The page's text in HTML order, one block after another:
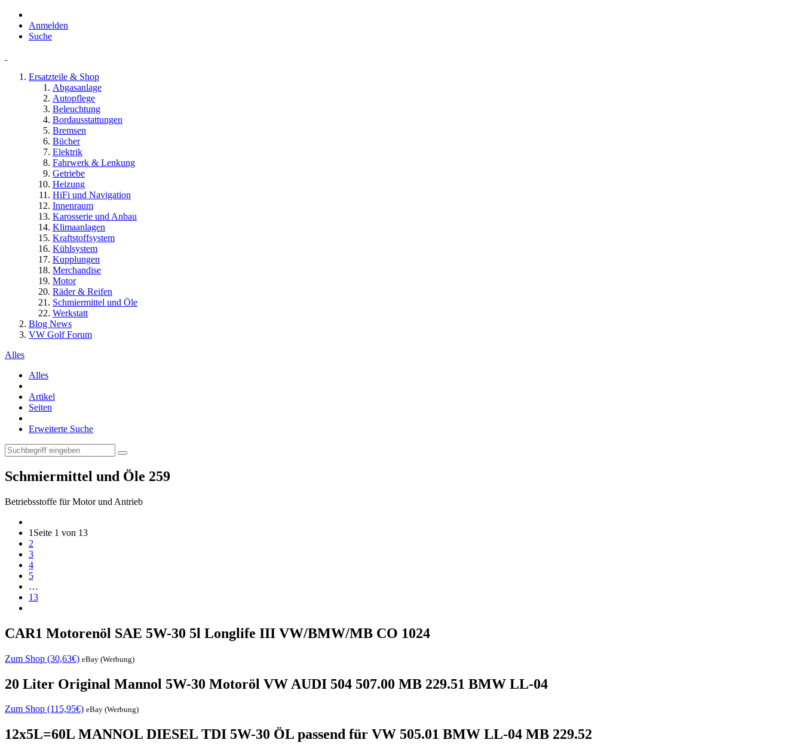
Anmelden
Suche
Ersatzteile & Shop
Abgasanlage
Autopflege
Beleuchtung
Bordausstattungen
Bremsen
Bücher
Elektrik
Fahrwerk & Lenkung
Getriebe
Heizung
HiFi und Navigation
Innenraum
Karosserie und Anbau
Klimaanlagen
Kraftstoffsystem
Kühlsystem
Kupplungen
Merchandise
Motor
Räder & Reifen
Schmiermittel und Öle
Werkstatt
Blog News
VW Golf Forum
Alles
Alles
Artikel
Seiten
Erweiterte Suche
Schmiermittel und Öle 259
Betriebsstoffe für Motor und Antrieb
1 Seite 1 von 13
2
3
4
5
…
13
CAR1 Motorenöl SAE 5W-30 5l Longlife III VW/BMW/MB CO 1024
Zum Shop (30,63€) eBay (Werbung)
20 Liter Original Mannol 5W-30 Motoröl VW AUDI 504 507.00 MB 229.51 BMW LL-04
Zum Shop (115,95€) eBay (Werbung)
12x5L=60L MANNOL DIESEL TDI 5W-30 ÖL passend für VW 505.01 BMW LL-04 MB 229.52